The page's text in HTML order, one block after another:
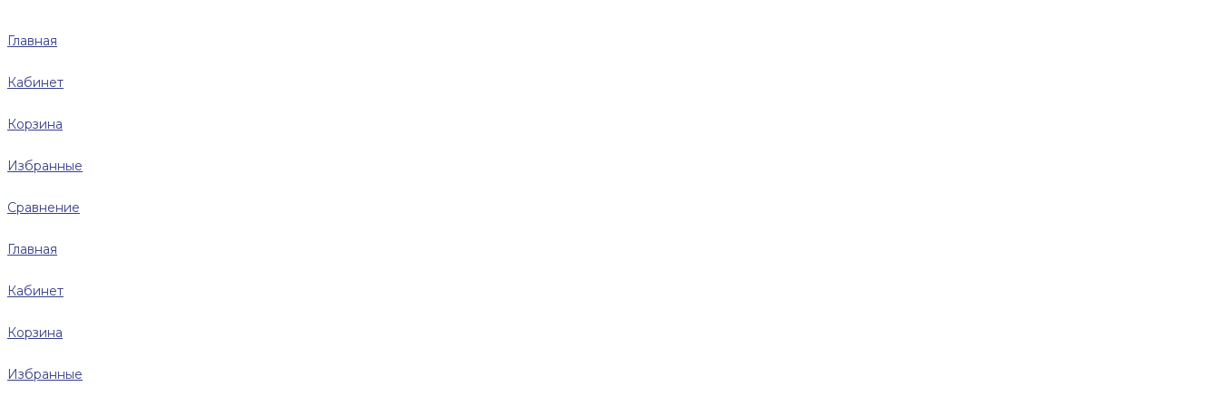
Главная
Кабинет
Корзина
Избранные
Сравнение
Главная
Кабинет
Корзина
Избранные